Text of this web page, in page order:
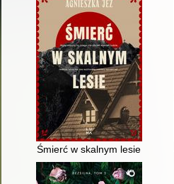
Śmierć w skalnym lesie